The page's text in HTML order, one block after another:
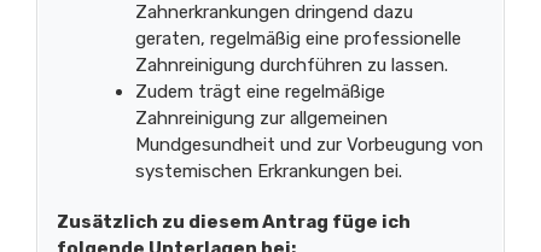
Zahnerkrankungen dringend dazu
geraten, regelmäßig eine professionelle
Zahnreinigung durchführen zu lassen.
Zudem trägt eine regelmäßige
Zahnreinigung zur allgemeinen
Mundgesundheit und zur Vorbeugung von
systemischen Erkrankungen bei.
Zusätzlich zu diesem Antrag füge ich